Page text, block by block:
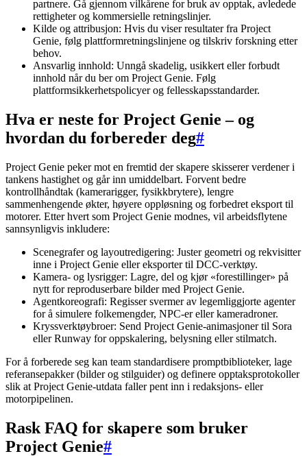
partnere. Gå gjennom vilkårene for bruk av opptak, avledede
rettigheter og kommersielle retningslinjer.
Kilde og attribusjon: Hvis du viser resultater fra Project
Genie, følg plattformretningslinjene og tilskriv forskning etter
behov.
Ansvarlig innhold: Unngå skadelig, usikkert eller forbudt
innhold når du ber om Project Genie. Følg
plattformsikkerhetspolicyer og fellesskapsstandarder.
Hva er neste for Project Genie – og
hvordan du forbereder deg#
Project Genie peker mot en fremtid der skapere skisserer verdener i
tankens hastighet og går inn umiddelbart. Forvent bedre
kontrollhåndtak (kamerarigger, fysikkbrytere), lengre
sammenhengende økter, høyere oppløsning og forbedret eksport til
motorer. Etter hvert som Project Genie modnes, vil arbeidsflytene
sannsynligvis inkludere:
Scenegrafer og layoutredigering: Juster geometri og rekvisitter
inne i Project Genie eller eksporter til DCC-verktøy.
Kamera- og lysrigger: Lagre, del og kjør «forestillinger» på
nytt for reproduserbare bilder med Project Genie.
Agentkoreografi: Regisser svermer av legemliggjorte agenter
for å simulere folkemengder, NPC-er eller kameradroner.
Kryssverktøybroer: Send Project Genie-animasjoner til Sora
eller Runway for oppskalering, belysning eller stilmatch.
For å forberede seg kan team standardisere promptbiblioteker, lage
referansepakker (bilder og stilguider) og definere opptaksprotokoller
slik at Project Genie-utdata faller pent inn i redaksjons- eller
motorpipelinen.
Rask FAQ for skapere som bruker
Project Genie#